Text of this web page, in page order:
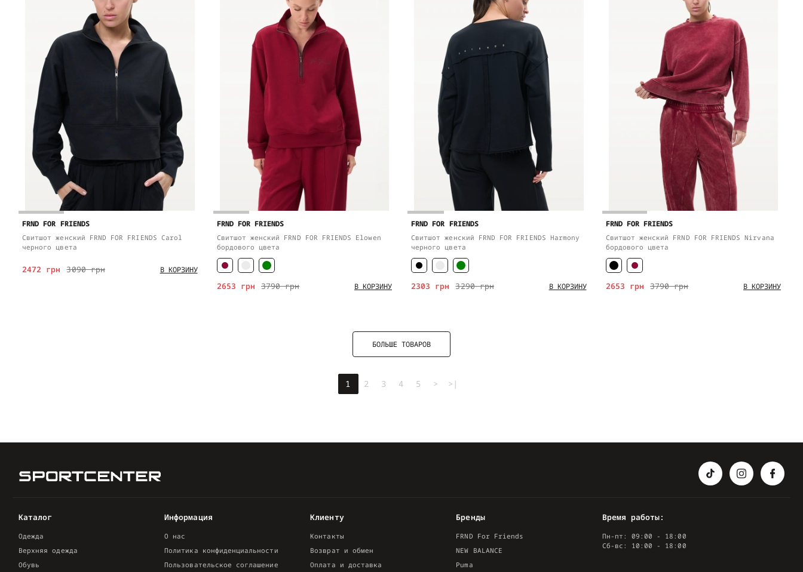
FRND FOR FRIENDS
Свитшот женский FRND FOR FRIENDS Carol
черного цвета
3090 грн
2472 грн В КОРЗИНУ
FRND FOR FRIENDS
Свитшот женский FRND FOR FRIENDS Elowen
бордового цвета
3790 грн
2653 грн В КОРЗИНУ
FRND FOR FRIENDS
Свитшот женский FRND FOR FRIENDS Harmony
черного цвета
3290 грн
2303 грн В КОРЗИНУ
FRND FOR FRIENDS
Свитшот женский FRND FOR FRIENDS Nirvana
бордового цвета
3790 грн
2653 грн В КОРЗИНУ
БОЛЬШЕ ТОВАРОВ
1 2 3 4 5 > >|
Каталог
Одежда
Верхняя одежда
Обувь
Информация
О нас
Политика конфиденциальности
Пользовательское соглашение
Клиенту
Контакты
Возврат и обмен
Оплата и доставка
Бренды
FRND For Friends
NEW BALANCE
Puma
Время работы:
Пн-пт: 09:00 - 18:00
Сб-вс: 10:00 - 18:00